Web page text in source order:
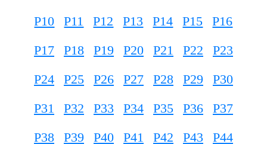
P10
P11 P12 P13 P14 P15
P16
P17
P18 P19 P20 P21 P22
P23
P24
P25 P26 P27 P28 P29
P30
P31
P32 P33 P34 P35 P36
P37
P38
P39 P40 P41 P42 P43
P44